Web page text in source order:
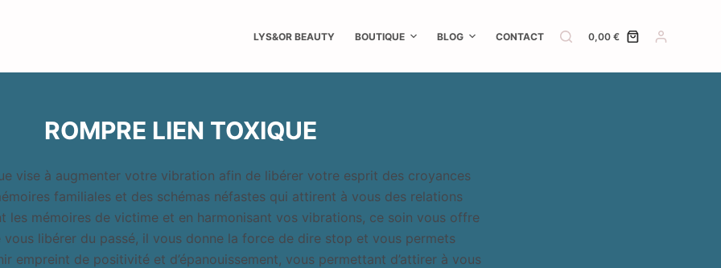
LYS&OR BEAUTY BOUTIQUE BLOG CONTACT
Panier
0,00€
ROMPRE LIEN TOXIQUE
vise à augmenter votre vibration afin de libérer votre esprit des croyances
familiales et des schémas néfastes qui attirent à vous des relations
les mémoires de victime et en harmonisant vos vibrations, ce soin vous offre
libérer du passé, il vous donne la force de dire stop et vous permets
empreint de positivité et d’épanouissement, vous permettant d’attirer à vous